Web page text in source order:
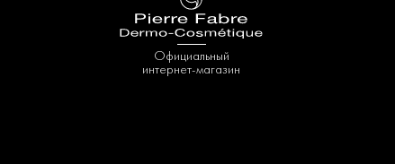
Официальный
интернет-магазин